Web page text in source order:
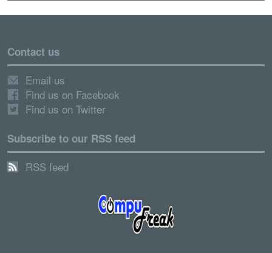
Contact us
Email us
Find us on Facebook
Find us on Twitter
Subscribe to our RSS feed
RSS feed